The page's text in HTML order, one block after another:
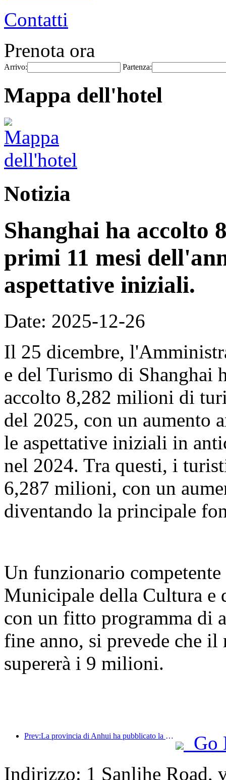
Contatti
Prenota ora
Arrivo: Partenza:
Mappa dell'hotel
Notizia
Shanghai ha accolto
primi 11 mesi
aspettative iniziali.
Date: 2025-12-26
Il 25 dicembre,
e del Turismo di Shanghai
accolto 8,282 milioni di
del 2025, con un aumento
le aspettative iniziali in
nel 2024. Tra questi, i
6,287 milioni, con un
diventando la principale
Un funzionario
Municipale della Cultura e
con un fitto programma di
fine anno, si prevede che
supererà i 9 milioni.
Prev:La provincia di Anhui ha pubblicato la proposta del '15° piano quinquennale', con l'obiettivo di trasformare l'industria del turismo culturale in un settore fondamentale.
Go
Indirizzo: 1 Sanlihe Road,